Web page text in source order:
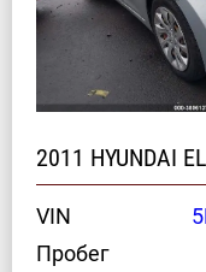
2011 HYUNDAI
VIN
Пробег